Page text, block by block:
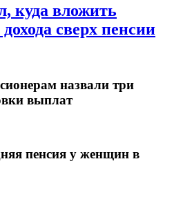
куда вложить
сверх пенсии
назвали три
выплат
пенсия у женщин в